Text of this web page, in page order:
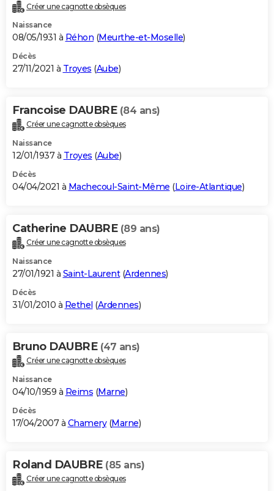
Créer une cagnotte obsèques
Naissance
08/05/1931 à Réhon (Meurthe-et-Moselle)
Décès
27/11/2021 à Troyes (Aube)
Francoise DAUBRE (84 ans)
Créer une cagnotte obsèques
Naissance
12/01/1937 à Troyes (Aube)
Décès
04/04/2021 à Machecoul-Saint-Même (Loire-Atlantique)
Catherine DAUBRE (89 ans)
Créer une cagnotte obsèques
Naissance
27/01/1921 à Saint-Laurent(Ardennes)
Décès
31/01/2010 à Rethel (Ardennes)
Bruno DAUBRE (47 ans)
Créer une cagnotte obsèques
Naissance
04/10/1959 à Reims (Marne)
Décès
17/04/2007 à Chamery(Marne)
Roland DAUBRE (85 ans)
Créer une cagnotte obsèques